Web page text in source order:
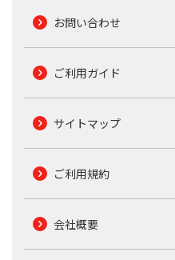
お問い合わせ
ご利用ガイド
サイトマップ
ご利用規約
会社概要